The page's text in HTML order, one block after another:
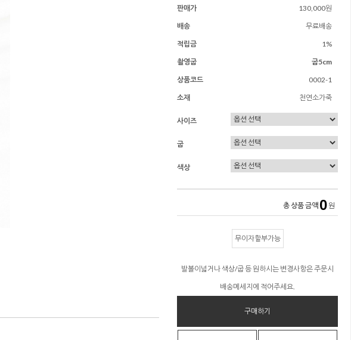
판매가
130,000원
배송
무료배송
적립금
1%
촬영굽
굽5cm
상품코드
0002-1
소재
천연소가죽
사이즈
굽
색상
총 상품 금액 0 원
무이자할부가능
발볼이넓거나 색상/굽 등 원하시는 변경사항은 주문시
배송메세지에 적어주세요.
구매하기